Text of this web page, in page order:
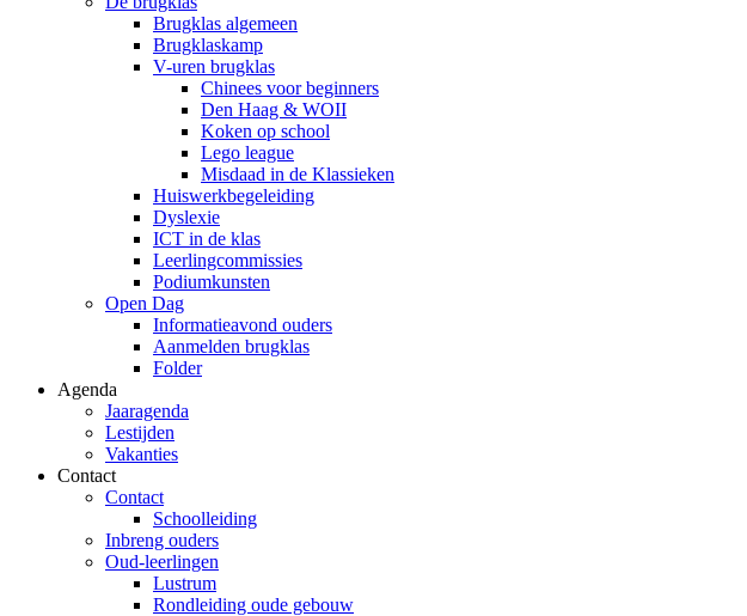
Brugklas algemeen
Brugklaskamp
V-uren brugklas
Chinees voor beginners
Den Haag & WOII
Koken op school
Lego league
Misdaad in de Klassieken
Huiswerkbegeleiding
Dyslexie
ICT in de klas
Leerlingcommissies
Podiumkunsten
Open Dag
Informatieavond ouders
Aanmelden brugklas
Folder
Agenda
Jaaragenda
Lestijden
Vakanties
Contact
Contact
Schoolleiding
Inbreng ouders
Oud-leerlingen
Lustrum
Rondleiding oude gebouw